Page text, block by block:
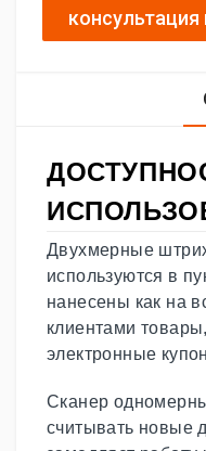
консультация
Двухмерные
используются в
нанесены как на
клиентами
электронные
Сканер
считывать новые